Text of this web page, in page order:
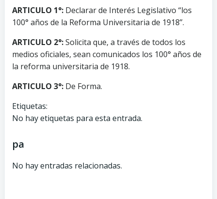
ARTICULO 1°: Declarar de Interés Legislativo “los
100° años de la Reforma Universitaria de 1918”.
ARTICULO 2°:Solicita que, a través de todos los
medios oficiales, sean comunicados los 100° años de
la reforma universitaria de 1918.
ARTICULO 3°: De Forma.
Etiquetas:
No hay etiquetas para esta entrada.
pa
No hay entradas relacionadas.